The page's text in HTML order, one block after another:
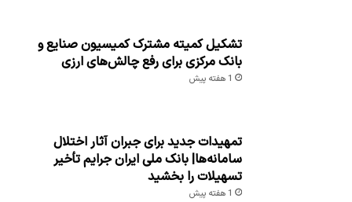
تشکیل کمیته مشترک کمیسیون صنایع و
بانک مرکزی برای رفع چالش‌های ارزی
1 هفته پیش
تمهیدات جدید برای جبران آثار اختلال
سامانه‌ها| بانک ملی ایران جرایم تأخیر
تسهیلات را بخشید
1 هفته پیش